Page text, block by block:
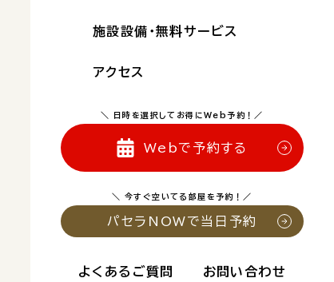
施設設備・無料サービス
アクセス
＼ 日時を選択してお得にWeb予約！／
Webで予約する
＼ 今すぐ空いてる部屋を予約！／
パセラNOWで当日予約
よくあるご質問 お問い合わせ